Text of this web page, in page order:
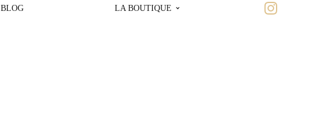
BLOG LA BOUTIQUE